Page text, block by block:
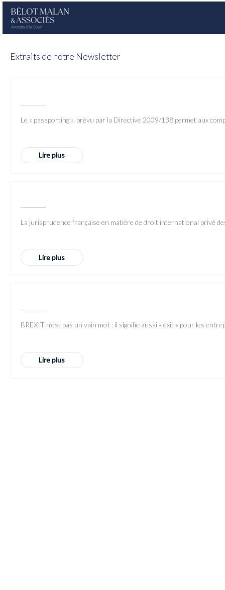
Extraits de notre Newsletter
Le « passporting », prévu par la Directive 2009/138 permet aux
Lire plus
La jurisprudence française en matière de droit international privé
Lire plus
BREXIT n’est pas un vain mot : il signifie aussi « exit » pour les
Lire plus